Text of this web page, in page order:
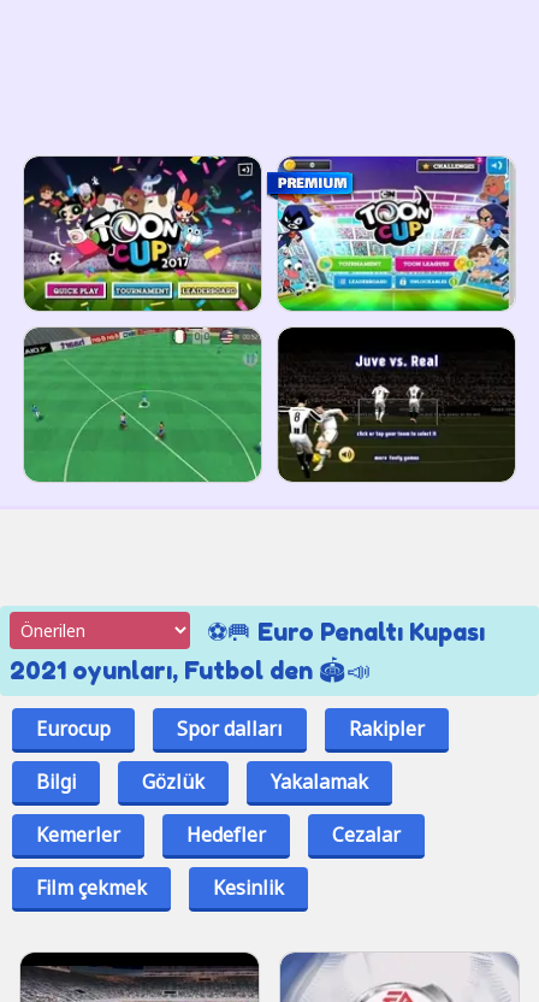
⚽🥅 Euro Penaltı Kupası
2021 oyunları, Futbol den 🏟📣
Eurocup Spor dalları
Rakipler
Bilgi
Gözlük
Yakalamak
Kemerler
Hedefler
Cezalar
Film çekmek
Kesinlik